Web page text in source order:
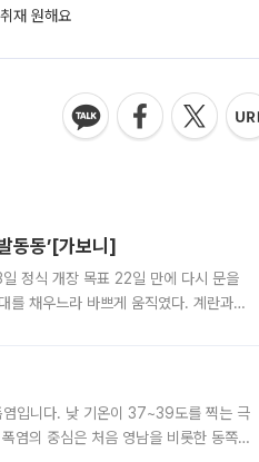
재 원해요
동동’[가보니]
정식 개장 목표 22일 만에 다시 문을
를 채우느라 바쁘게 움직였다. 계란과
염입니다. 낮 기온이 37~39도를 찍는 극
염의 중심은 처음 영남을 비롯한 동쪽